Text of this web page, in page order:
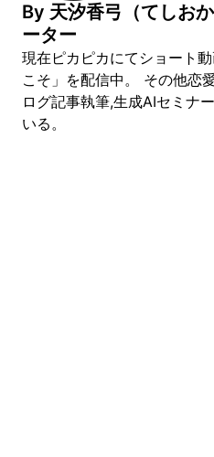
By 天汐香弓（てしお
ーター
現在ピカピカにてショート
こそ」を配信中。 その他恋
ログ記事執筆,生成AIセミナ
いる。